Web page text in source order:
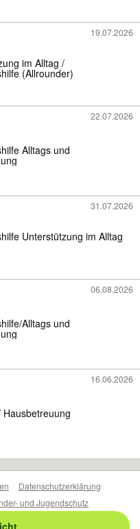
19.07.2026
im Alltag /
(Allrounder)
22.07.2026
und
31.07.2026
Unterstützung im Alltag
06.08.2026
Alltags und
16.06.2026
Datenschutzerklärung
und Jugendschutz